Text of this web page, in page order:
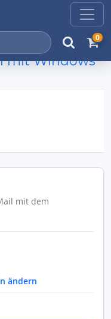
0
mit Windows
mit dem
ändern